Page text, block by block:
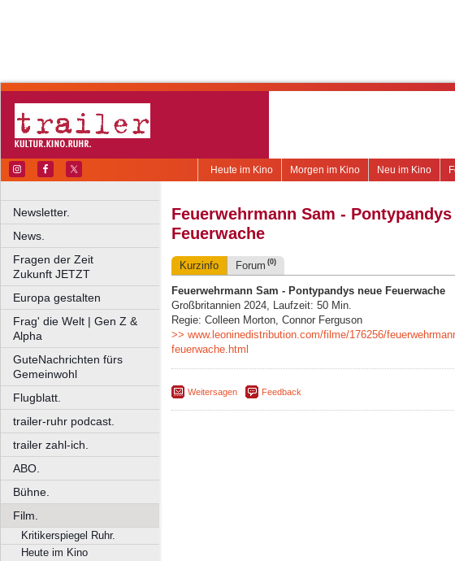
Neu im Kino
Morgen im Kino
Heute im Kino
Newsletter.
News.
Fragen der Zeit
Zukunft JETZT
Europa gestalten
Frag' die Welt | Gen Z &
Alpha
GuteNachrichten fürs
Gemeinwohl
Flugblatt.
trailer-ruhr podcast.
trailer zahl-ich.
ABO.
Bühne.
Film.
Kritikerspiegel Ruhr.
Heute im Kino
Feuerwehrmann Sam - Pontypandys
Feuerwache
Kurzinfo Forum (0)
Feuerwehrmann Sam - Pontypandys neue Feuerwache
Großbritannien 2024, Laufzeit: 50 Min.
Regie: Colleen Morton, Connor Ferguson
>> www.leoninedistribution.com/filme/176256/
feuerwache.html
Weitersagen Feedback